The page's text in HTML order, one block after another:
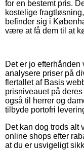
for en bestemt pris.
kostelige
befinder sig i
være at få dem til at
Det er jo
analysere priser på
flertallet af Basis
prisniveauet på
også til herrer og
tilbyde portofri
Det kan dog trods
online shops efter
at du er usvigeligt